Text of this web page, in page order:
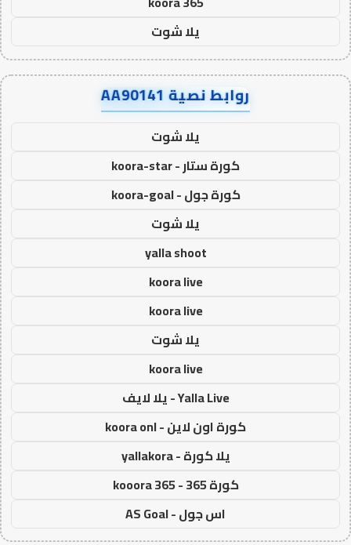
يلا شوت
روابط نصية AA90141
يلا شوت
كورة ستار - koora-star
كورة جول - koora-goal
يلا شوت
yalla shoot
koora live
koora live
يلا شوت
koora live
Yalla Live - يلا لايف
كورة اون لاين - koora onl
يلا كورة - yallakora
كورة 365 - kooora 365
اس جول - AS Goal